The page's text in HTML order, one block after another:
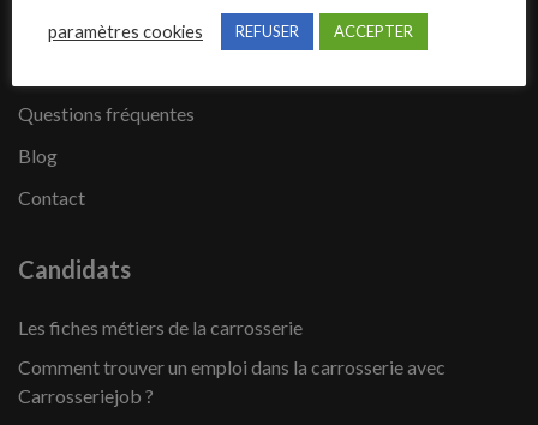
Poster une annonce
Questions fréquentes
Blog
Contact
Candidats
Les fiches métiers de la carrosserie
Comment trouver un emploi dans la carrosserie avec
Carrosseriejob ?
paramètres cookies REFUSER ACCEPTER